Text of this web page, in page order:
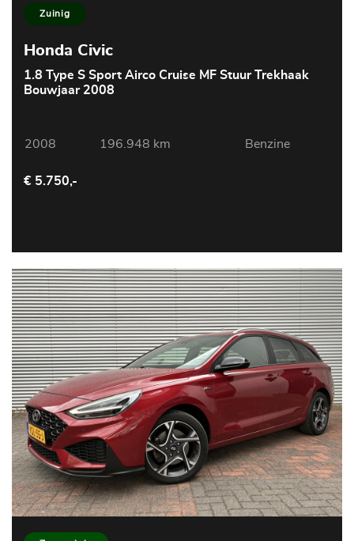
Zuinig
Honda Civic
1.8 Type S Sport Airco Cruise MF Stuur Trekhaak
Bouwjaar 2008
2008 196.948 km Benzine
€ 5.750,-